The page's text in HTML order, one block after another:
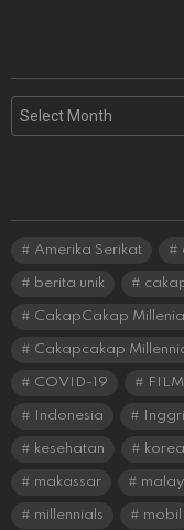
Amerika Serikat
berita unik
CakapCakap
Cakapcakap
COVID-19 FILM
Indonesia
kesehatan
makassar
millennials mobil